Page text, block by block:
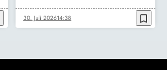
30. Juli 202614:38 bookmark_border